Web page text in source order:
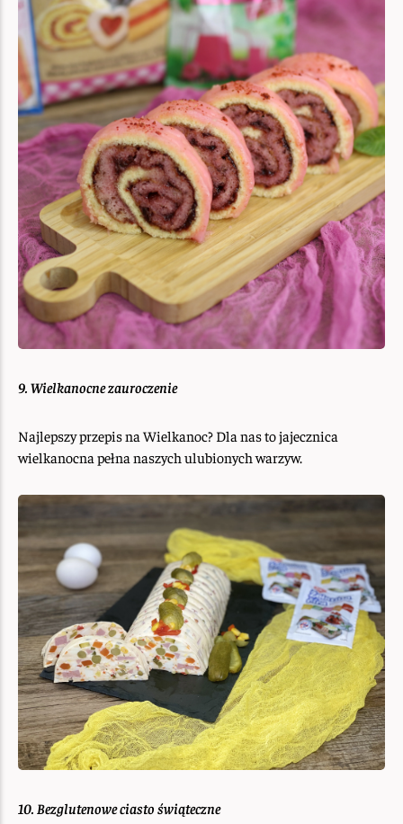
9. Wielkanocne zauroczenie
Najlepszy przepis na Wielkanoc? Dla nas to jajecznica
wielkanocna pełna naszych ulubionych warzyw.
10. Bezglutenowe ciasto świąteczne